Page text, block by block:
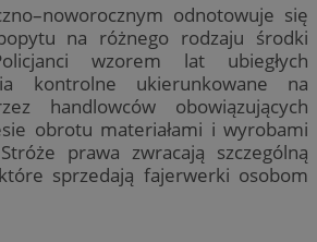
odnotowuje się
na różnego rodzaju środki
wzorem lat ubiegłych
kontrolne ukierunkowane na
handlowców obowiązujących
obrotu materiałami i wyrobami
prawa zwracają szczególną
sprzedają fajerwerki osobom